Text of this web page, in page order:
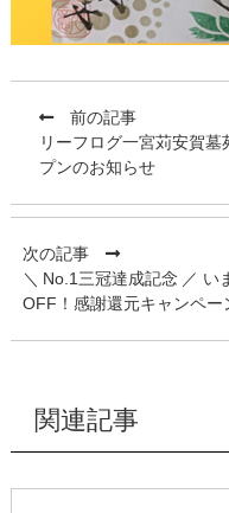
前の記事
リーフログ一宮苅安賀
プンのお知らせ
次の記事
＼ No.1三冠達成記念 ／ い
OFF！感謝還元キャンペー
関連記事